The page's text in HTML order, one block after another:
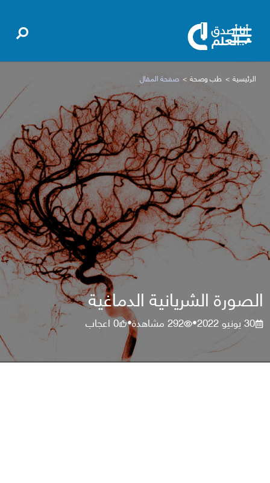
الرئيسية طب وصحة صفحة المقال
الصورة الشريانية الدماغية
30 يونيو 2022 •
292مشاهدة•
0اعجاب